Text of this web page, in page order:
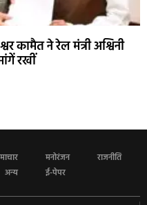
ने रेल मंत्री अश्विनी
रखीं
मनोरंजन
राजनीति
अन्य ई-पेपर